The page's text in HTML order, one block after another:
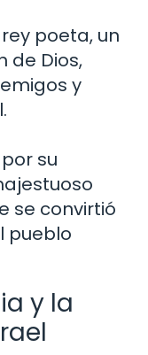
poeta, un
de Dios,
y
su
se convirtió
pueblo
y la